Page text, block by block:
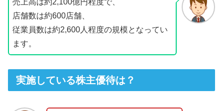
店舗数は約600店舗、
従業員数は約2,600人程度の規模となってい
ます。
実施している株主優待は？